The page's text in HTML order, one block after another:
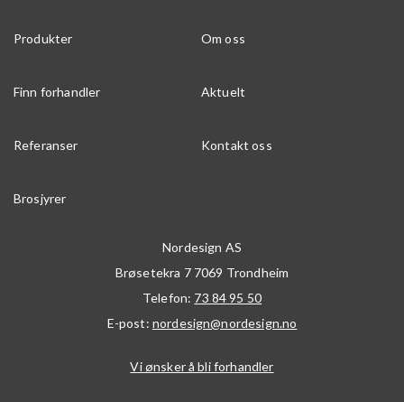
Produkter Om oss
Finn forhandler Aktuelt
Referanser Kontakt oss
Brosjyrer
Nordesign AS
Brøsetekra 7 7069 Trondheim
Telefon: 73 84 95 50
E-post: nordesign@nordesign.no
Vi ønsker å bli forhandler